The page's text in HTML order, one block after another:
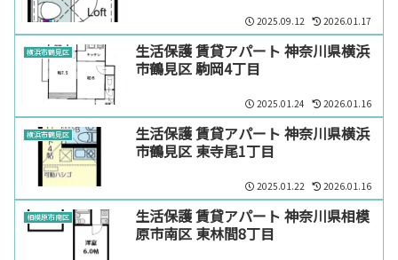
2025.09.12 2026.01.17
横浜市鶴見区
生活保護 賃貸アパート 神奈川県横浜
市鶴見区 駒岡4丁目
2025.01.24 2026.01.16
横浜市鶴見区
生活保護 賃貸アパート 神奈川県横浜
市鶴見区 東寺尾1丁目
2025.01.22 2026.01.16
相模原市南区
生活保護 賃貸アパート 神奈川県相模
原市南区 東林間8丁目